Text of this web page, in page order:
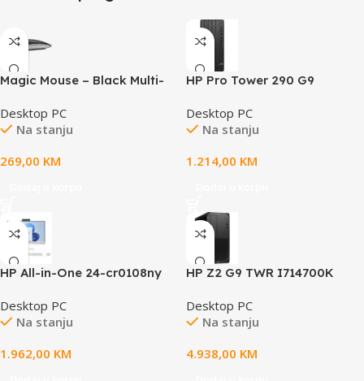
Magic Mouse – Black Multi-
Desktop PC
Na stanju
269,00 KM
HP Pro Tower 290 G9
eDOS,NoDVDRW,Wlan,perife
rija,3godine garancije
Desktop PC
Na stanju
1.214,00 KM
HP All-in-One 24-cr0108ny
DDR4,FreeDOS,512GB,Wlan,
Wireless periferija, bi
Desktop PC
Na stanju
1.962,00 KM
HP Z2 G9 TWR I714700K
0 8GB,Win 11 pro, 1TB,SD
Card reader,periferija,3god
Desktop PC
Na stanju
4.938,00 KM